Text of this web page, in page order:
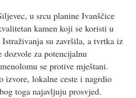
u srcu planine Ivanščice
kamen koji se koristi u
su završila, a tvrtka iz
dozvole za potencijalnu
se protive mještani.
izvore, lokalne ceste i nagrdio
toga najavljuju prosvjed.